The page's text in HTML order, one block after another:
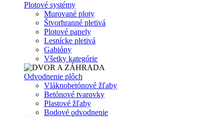
Plotové systémy
Murované ploty
Štvorhranné pletivá
Plotové panely
Lesnícke pletivá
Gabióny
Všetky kategórie
Odvodnenie plôch
Vláknobetónové žľaby
Betónové tvarovky
Plastové žľaby
Bodové odvodnenie